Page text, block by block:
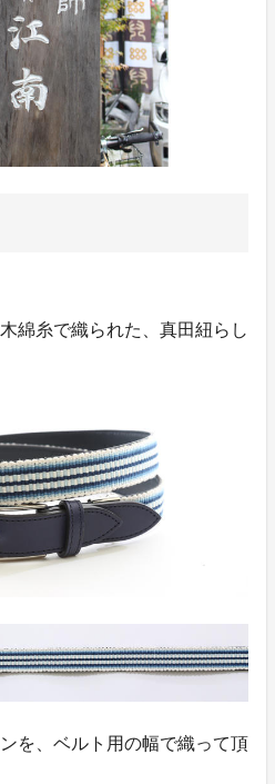
綿糸で織られた、真田紐らし
を、ベルト用の幅で織って頂